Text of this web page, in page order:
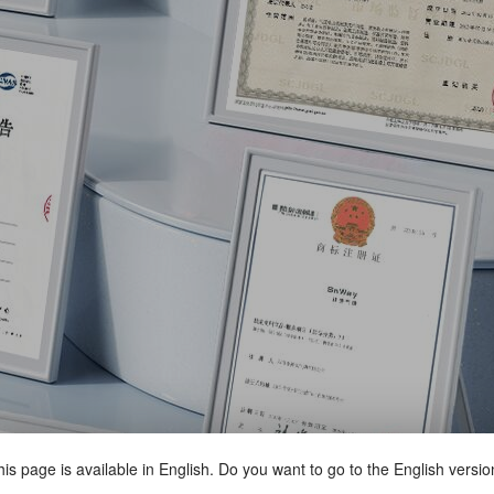
page is available in English. Do you want to go to the English